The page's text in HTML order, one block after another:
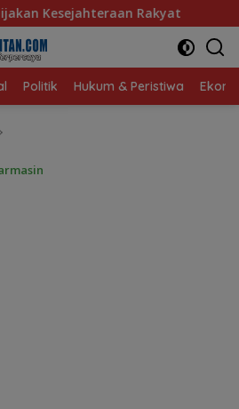
Baru 10 Persen, Aktivasi
Politik Hukum & Peristiwa